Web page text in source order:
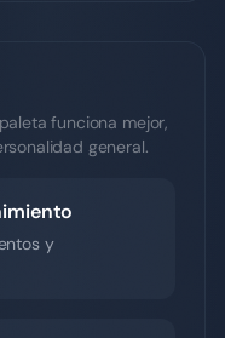
funciona mejor,
general.
y